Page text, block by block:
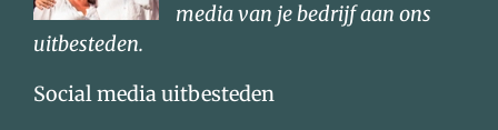
media van je bedrijf aan ons
uitbesteden.
Social media uitbesteden